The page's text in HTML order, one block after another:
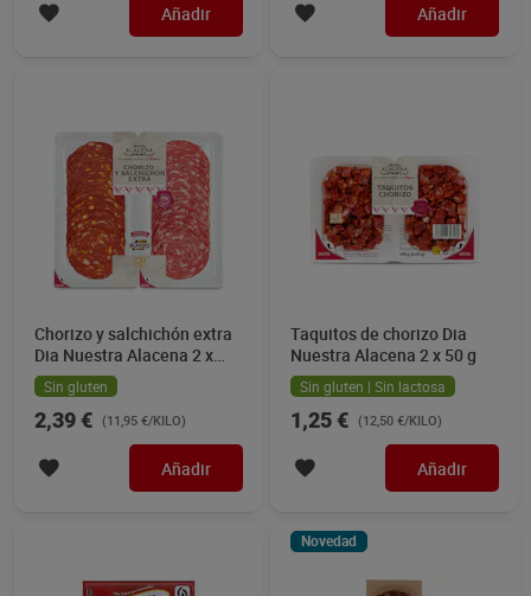
Añadir Añadir
Chorizo y salchichón extra
Dia Nuestra Alacena 2 x
100 g
Sin gluten
2,39 € (11,95 €/KILO)
Añadir
Taquitos de chorizo Dia
Nuestra Alacena 2 x 50 g
Sin gluten | Sin lactosa
1,25 € (12,50 €/KILO)
Añadir
Novedad